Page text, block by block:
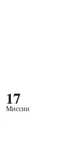
17
Миссии